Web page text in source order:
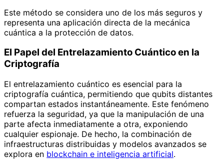
Este método se considera uno de los más seguros y
representa una aplicación directa de la mecánica
cuántica a la protección de datos.
El Papel del Entrelazamiento Cuántico en la
Criptografía
El entrelazamiento cuántico es esencial para la
criptografía cuántica, permitiendo que qubits distantes
compartan estados instantáneamente. Este fenómeno
refuerza la seguridad, ya que la manipulación de una
parte afecta inmediatamente a otra, exponiendo
cualquier espionaje. De hecho, la combinación de
infraestructuras distribuidas y modelos avanzados se
explora en blockchain e inteligencia artificial.